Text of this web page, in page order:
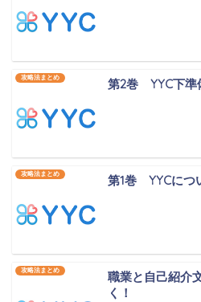
攻略法まとめ 第2巻 YYC下準
攻略法まとめ 第1巻 YYCにつ
攻略法まとめ
職業と自己紹介
く！